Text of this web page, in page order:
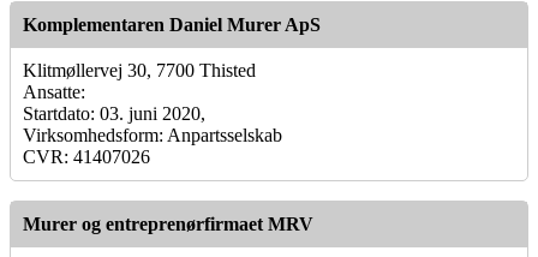
Komplementaren Daniel Murer ApS
Klitmøllervej 30, 7700 Thisted
Ansatte:
Startdato: 03. juni 2020,
Virksomhedsform: Anpartsselskab
CVR: 41407026
Murer og entreprenørfirmaet MRV